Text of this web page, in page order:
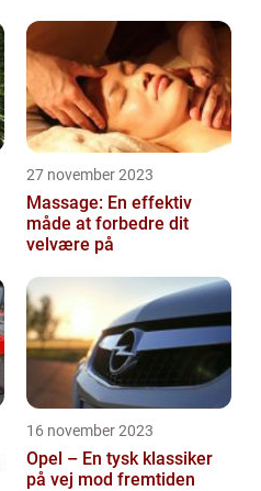
27 november 2023
Massage: En effektiv
måde at forbedre dit
velvære på
16 november 2023
Opel – En tysk klassiker
på vej mod fremtiden